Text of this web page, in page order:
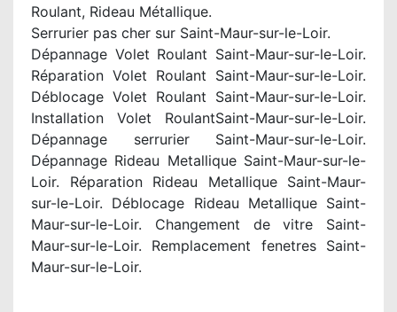
Roulant, Rideau Métallique.
Serrurier pas cher sur Saint-Maur-sur-le-Loir.
Dépannage Volet Roulant Saint-Maur-sur-le-Loir.
Réparation Volet Roulant Saint-Maur-sur-le-Loir.
Déblocage Volet Roulant Saint-Maur-sur-le-Loir.
Installation Volet RoulantSaint-Maur-sur-le-Loir.
Dépannage serrurier Saint-Maur-sur-le-Loir.
Dépannage Rideau Metallique Saint-Maur-sur-le-
Loir. Réparation Rideau Metallique Saint-Maur-
sur-le-Loir. Déblocage Rideau Metallique Saint-
Maur-sur-le-Loir. Changement de vitre Saint-
Maur-sur-le-Loir. Remplacement fenetres Saint-
Maur-sur-le-Loir.